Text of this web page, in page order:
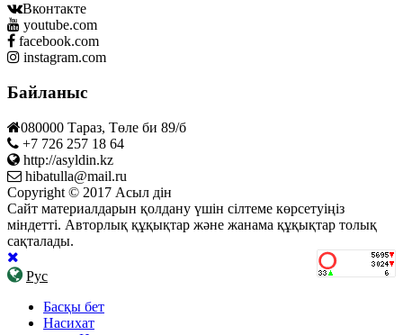
Вконтакте
youtube.com
facebook.com
instagram.com
Байланыс
080000 Тараз, Төле би 89/б
+7 726 257 18 64
http://asyldin.kz
hibatulla@mail.ru
Copyright © 2017 Асыл дін
Сайт материалдарын қолдану үшін сілтеме көрсетуіңіз
міндетті. Авторлық құқықтар және жанама құқықтар толық
сақталады.
Рус
Басқы бет
Насихат